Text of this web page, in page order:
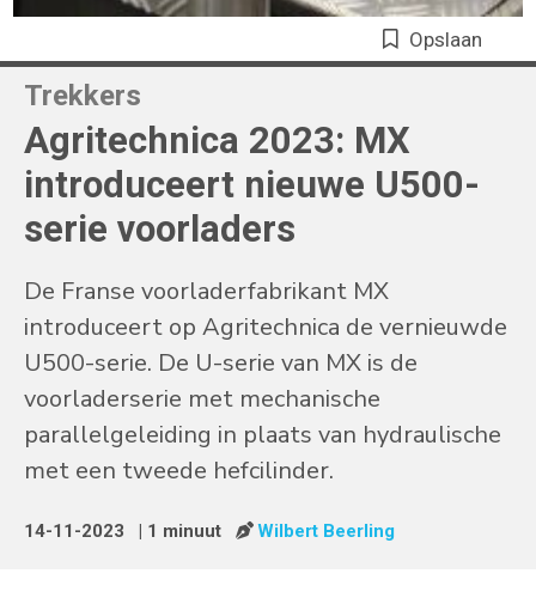
Opslaan
Trekkers
Agritechnica 2023: MX
introduceert nieuwe U500-
serie voorladers
De Franse voorladerfabrikant MX
introduceert op Agritechnica de vernieuwde
U500-serie. De U-serie van MX is de
voorladerserie met mechanische
parallelgeleiding in plaats van hydraulische
met een tweede hefcilinder.
14-11-2023 | 1 minuut Wilbert Beerling